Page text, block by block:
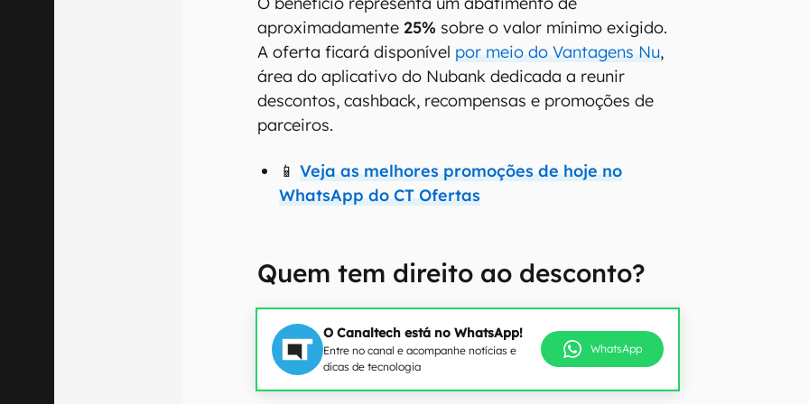
aproximadamente 25% sobre o valor mínimo exigido.
A oferta ficará disponível por meio do Vantagens Nu,
área do aplicativo do Nubank dedicada a reunir
descontos, cashback, recompensas e promoções de
parceiros.
📱Veja as melhores promoções de hoje no
WhatsApp do CT Ofertas
Quem tem direito ao desconto?
O Canaltech está no WhatsApp!
Entre no canal e acompanhe notícias e
dicas de tecnologia
WhatsApp